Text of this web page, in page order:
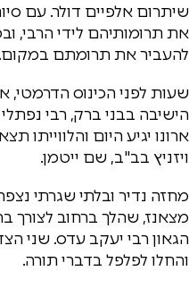
שיתרום אלפיים דולר. עם
את תרומותיהם לידי הרבי,
להעביר את תרומתם במקום.
שעות לפני הכינוס הדרמטי,
הישיבה בבני ברק, רבי
ארונו יגיע היום
ויזניץ בב"ב, שם ייטמן.
מחזה נדיר ובלתי שגרתי
מצאנז, שהלך ברחוב לצורך
הגאון רבי יעקב עדס. שני
והחלו לפלפל בדברי תורה.